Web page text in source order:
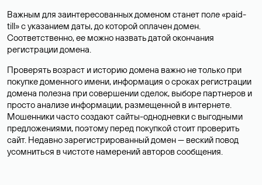
Важным для заинтересованных доменом станет поле «paid-
till» с указанием даты, до которой оплачен домен.
Соответственно, ее можно назвать датой окончания
регистрации домена.
Проверять возраст и историю домена важно не только при
покупке доменного имени, информация о сроках регистрации
домена полезна при совершении сделок, выборе партнеров и
просто анализе информации, размещенной в интернете.
Мошенники часто создают сайты-однодневки с выгодными
предложениями, поэтому перед покупкой стоит проверить
сайт. Недавно зарегистрированный домен — веский повод
усомниться в чистоте намерений авторов сообщения.